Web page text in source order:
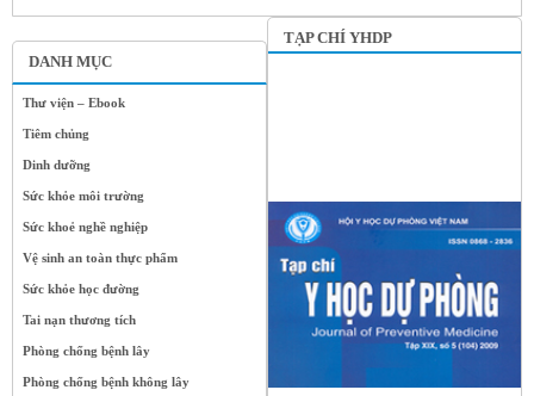
DANH MỤC
Thư viện – Ebook
Tiêm chủng
Dinh dưỡng
Sức khỏe môi trường
Sức khoẻ nghề nghiệp
Vệ sinh an toàn thực phẩm
Sức khỏe học đường
Tai nạn thương tích
Phòng chống bệnh lây
Phòng chống bệnh không lây
TẠP CHÍ YHDP